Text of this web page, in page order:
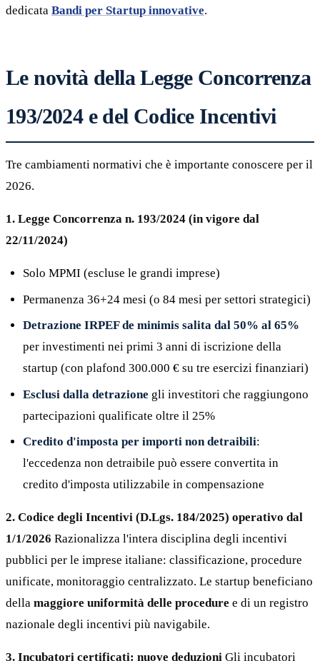
dedicata Bandi per Startup innovative.
Le novità della Legge Concorrenza
193/2024 e del Codice Incentivi
Tre cambiamenti normativi che è importante conoscere per il
2026.
1. Legge Concorrenza n. 193/2024 (in vigore dal
22/11/2024)
Solo MPMI (escluse le grandi imprese)
Permanenza 36+24 mesi (o 84 mesi per settori strategici)
Detrazione IRPEF de minimis salita dal 50% al 65%
per investimenti nei primi 3 anni di iscrizione della
startup (con plafond 300.000 € su tre esercizi finanziari)
Esclusi dalla detrazione gli investitori che raggiungono
partecipazioni qualificate oltre il 25%
Credito d'imposta per importi non detraibili:
l'eccedenza non detraibile può essere convertita in
credito d'imposta utilizzabile in compensazione
2. Codice degli Incentivi (D.Lgs. 184/2025) operativo dal
1/1/2026 Razionalizza l'intera disciplina degli incentivi
pubblici per le imprese italiane: classificazione, procedure
unificate, monitoraggio centralizzato. Le startup beneficiano
della maggiore uniformità delle procedure e di un registro
nazionale degli incentivi più navigabile.
3. Incubatori certificati: nuove deduzioni Gli incubatori